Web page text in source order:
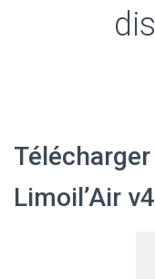
Limoil’Air v4